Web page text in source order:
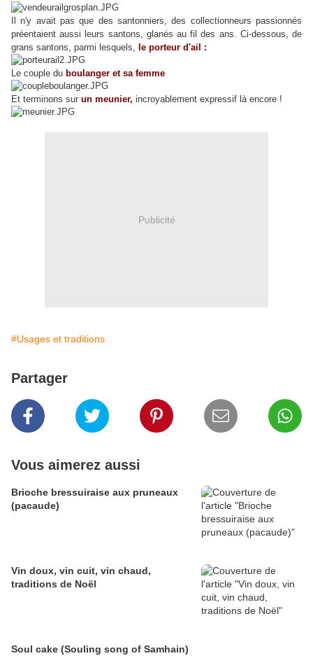
Il n'y avait pas que des santonniers, des collectionneurs passionnés
préentaient aussi leurs santons, glanés au fil des ans. Ci-dessous, de
grans santons, parmi lesquels, le porteur d'ail :
Le couple du boulanger et sa femme
Et terminons sur un meunier, incroyablement expressif là encore !
Publicité
#Usages et traditions
Partager
Vous aimerez aussi
Brioche bressuiraise aux pruneaux
(pacaude)
Vin doux, vin cuit, vin chaud,
traditions de Noël
Soul cake (Souling song of Samhain)